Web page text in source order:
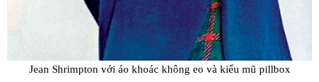
Jean Shrimpton với áo khoác không eo và kiểu mũ pillbox